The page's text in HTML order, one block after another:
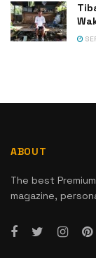
ABOUT
The best
magazine,